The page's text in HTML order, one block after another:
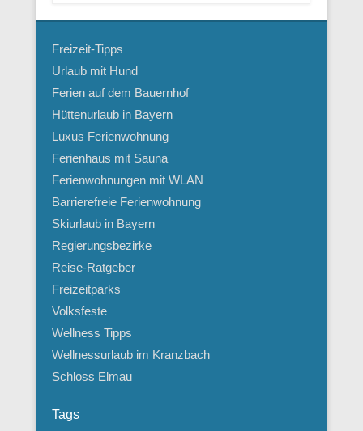
Freizeit-Tipps
Urlaub mit Hund
Ferien auf dem Bauernhof
Hüttenurlaub in Bayern
Luxus Ferienwohnung
Ferienhaus mit Sauna
Ferienwohnungen mit WLAN
Barrierefreie Ferienwohnung
Skiurlaub in Bayern
Regierungsbezirke
Reise-Ratgeber
Freizeitparks
Volksfeste
Wellness Tipps
Wellnessurlaub im Kranzbach
Schloss Elmau
Tags